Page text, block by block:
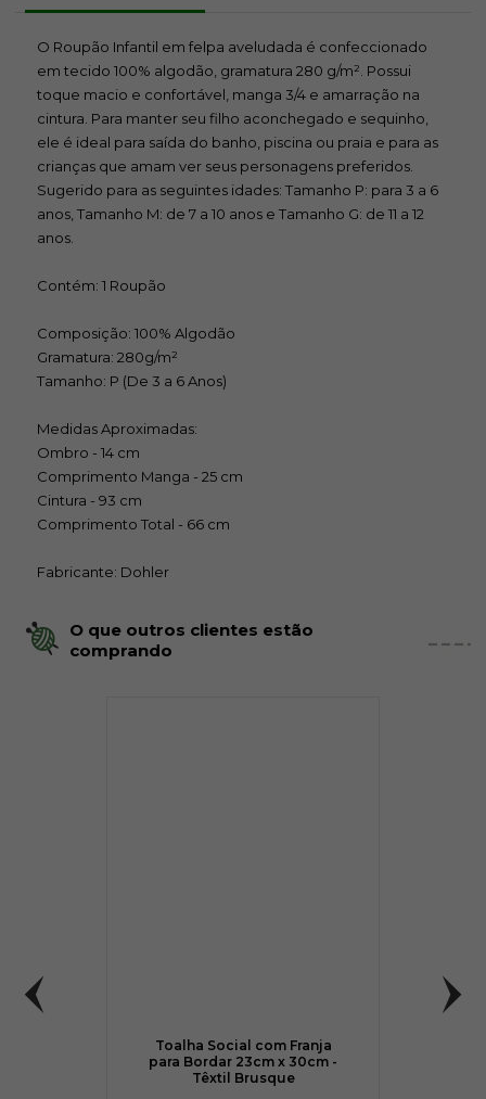
O Roupão Infantil em felpa aveludada é confeccionado
em tecido 100% algodão, gramatura 280 g/m². Possui
toque macio e confortável, manga 3/4 e amarração na
cintura. Para manter seu filho aconchegado e sequinho,
ele é ideal para saída do banho, piscina ou praia e para as
crianças que amam ver seus personagens preferidos.
Sugerido para as seguintes idades: Tamanho P: para 3 a 6
anos, Tamanho M: de 7 a 10 anos e Tamanho G: de 11 a 12
anos.
Contém: 1 Roupão
Composição: 100% Algodão
Gramatura: 280g/m²
Tamanho: P (De 3 a 6 Anos)
Medidas Aproximadas:
Ombro - 14 cm
Comprimento Manga - 25 cm
Cintura - 93 cm
Comprimento Total - 66 cm
Fabricante: Dohler
O que outros clientes estão
comprando
Toalha Social com Franja
para Bordar 23cm x 30cm -
Têxtil Brusque